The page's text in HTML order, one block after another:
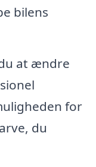
bilens
at ændre
for
du